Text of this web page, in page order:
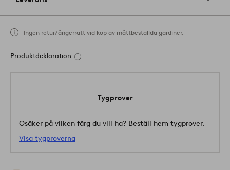
Ingen retur/ångerrätt vid köp av måttbeställda gardiner.
Produktdeklaration
Tygprover
Osäker på vilken färg du vill ha? Beställ hem tygprover.
Visa tygproverna